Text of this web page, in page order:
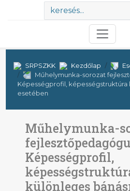
SRPSZKK Kezdőlap
Műhelymunka-sorozat
Képességprofil,
esetében
Műhelymunka-
Képességprofil,
különleges